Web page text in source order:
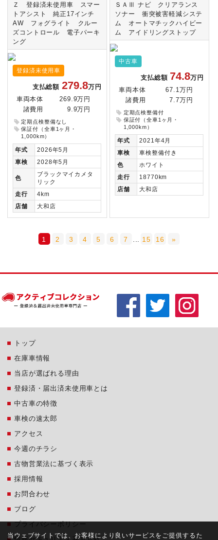
Ｚ 登録済未使用車 スマー
トアシスト 純正17インチ
AW フォグライト クルー
ズコントロール 電子パーキ
ング
登録済未使用車
支払総額 279.8万円
車両本体
269.9万円
諸費用
9.9万円
定期点検整備なし
保証付（全車1ヶ月・
1,000km）
年式
2026年5月
車検
2028年5月
色
ブラックマイカメタ
リック
走行
4km
店舗
大和店
ＳＡⅢ ナビ クリアランス
ソナー 衝突被害軽減システ
ム オートマチックハイビー
ム アイドリングストップ
中古車
支払総額 74.8万円
車両本体
67.1万円
諸費用
7.7万円
定期点検整備付
保証付（全車1ヶ月・
1,000km）
年式
2021年4月
車検
車検整備付き
色
ホワイト
走行
18770km
店舗
大和店
1 2 3 4 5 6 7 15 16 »
トップ
在庫車情報
当店が選ばれる理由
登録済・届出済未使用車とは
中古車の特徴
車検の速太郎
アクセス
今週のチラシ
古物営業法に基づく表示
採用情報
お問合わせ
ブログ
プライバシーポリシー
当ウェブサイトでは、お客様により良いサービスをご提供するた